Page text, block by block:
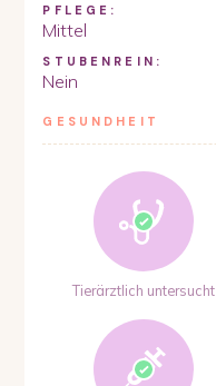
PFLEGE:
Mittel
STUBENREIN:
Nein
GESUNDHEIT
Tierärztlich untersucht